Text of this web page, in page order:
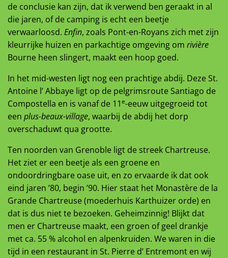
de conclusie kan zijn, dat ik verwend ben geraakt in al
die jaren, of de camping is echt een beetje
verwaarloosd. Enfin, zoals Pont-en-Royans zich met zijn
kleurrijke huizen en parkachtige omgeving om rivière
Bourne heen slingert, maakt een hoop goed.
In het mid-westen ligt nog een prachtige abdij. Deze St.
Antoine l’ Abbaye ligt op de pelgrimsroute Santiago de
Compostella en is vanaf de 11e-eeuw uitgegroeid tot
een plus-beaux-village, waarbij de abdij het dorp
overschaduwt qua grootte.
Ten noorden van Grenoble ligt de streek Chartreuse.
Het ziet er een beetje als een groene en
ondoordringbare oase uit, en zo ervaarde ik dat ook
eind jaren ’80, begin ’90. Hier staat het Monastère de la
Grande Chartreuse (moederhuis Karthuizer orde) en
dat is dus niet te bezoeken. Geheimzinnig! Blijkt dat
men er Chartreuse maakt, een groen of geel drankje
met ca. 55 % alcohol en alpenkruiden. We waren in die
tijd in een restaurant in St. Pierre d’ Entremont en wij